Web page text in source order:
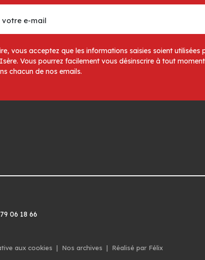
vous acceptez que les informations saisies soient utilisées
Vous pourrez facilement vous désinscrire à tout
chacun de nos emails.
06 18 66
aux cookies | Nos archives | Réalisé par Félix